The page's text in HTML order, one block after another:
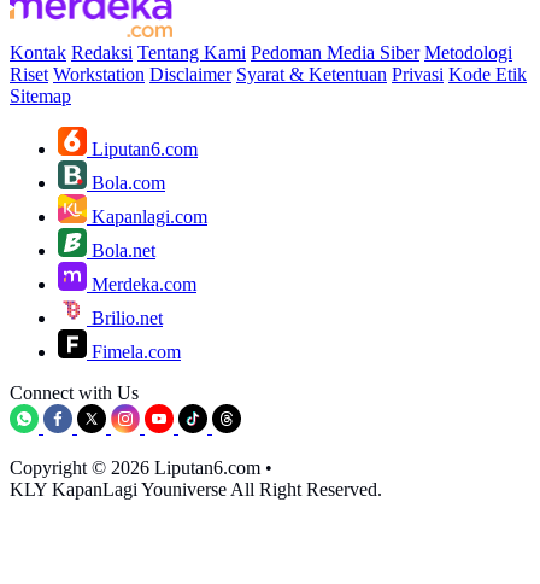
Kontak Redaksi Tentang Kami Pedoman Media Siber Metodologi
Riset Workstation Disclaimer Syarat & Ketentuan Privasi Kode Etik
Sitemap
Liputan6.com
Bola.com
Kapanlagi.com
Bola.net
Merdeka.com
Brilio.net
Fimela.com
Connect with Us
Copyright © 2026 Liputan6.com •
KLY KapanLagi Youniverse All Right Reserved.